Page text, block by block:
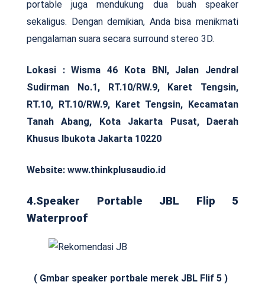
portable juga mendukung dua buah speaker
sekaligus. Dengan demikian, Anda bisa menikmati
pengalaman suara secara surround stereo 3D.
Lokasi :Wisma 46 Kota BNI, Jalan Jendral
Sudirman No.1, RT.10/RW.9, Karet Tengsin,
RT.10, RT.10/RW.9, Karet Tengsin, Kecamatan
Tanah Abang, Kota Jakarta Pusat, Daerah
Khusus Ibukota Jakarta 10220
Website: www.thinkplusaudio.id
4.Speaker Portable JBL Flip 5
Waterproof
( Gmbar speaker portbale merek JBL Flif 5 )